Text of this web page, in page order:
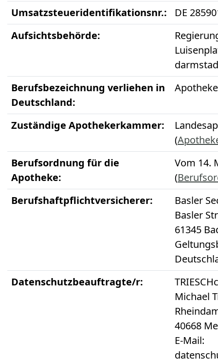
Umsatzsteueridentifikationsnr.:
DE
Aufsichtsbehörde:
Berufsbezeichnung verliehen in
Deutschland:
Zuständige Apothekerkammer:
(
Berufsordnung für die
Apotheke:
Vom 14.
(
Berufshaftpflichtversicherer:
Basler
Basler
61345
Datenschutzbeauftragte/r:
Michael
40668
E-Mail: